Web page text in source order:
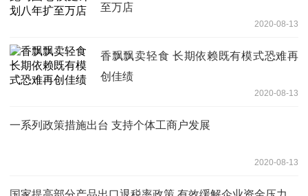
至万店
2020-08-13
香飘飘卖轻食 长期依赖既有模式恐难再
创佳绩
2020-08-13
一系列政策措施出台 支持个体工商户发展
2020-08-13